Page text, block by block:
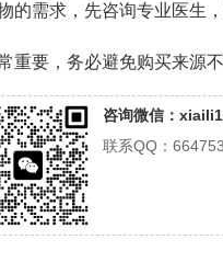
的需求，先咨询专业医生
重要，务必避免购买来源
咨询微信：
联系QQ：